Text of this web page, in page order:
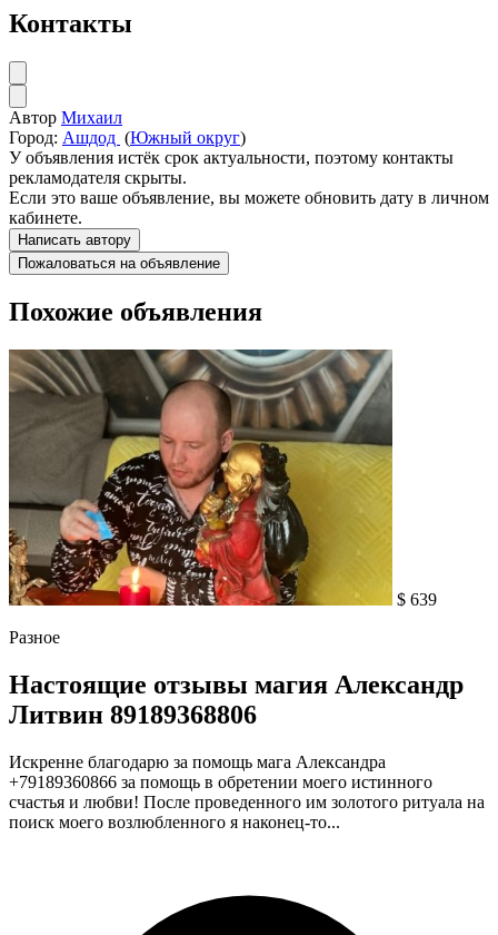
Контакты
Автор Михаил
Город: Ашдод (Южный округ)
У объявления истёк срок актуальности, поэтому контакты
рекламодателя скрыты.
Если это ваше объявление, вы можете обновить дату в личном
кабинете.
Написать автору
Пожаловаться на объявление
Похожие объявления
$ 639
Разное
Настоящие отзывы магия Александр
Литвин 89189368806
Искренне благодарю за помощь мага Александра
+79189360866 за помощь в обретении моего истинного
счастья и любви! После проведенного им золотого ритуала на
поиск моего возлюбленного я наконец-то...